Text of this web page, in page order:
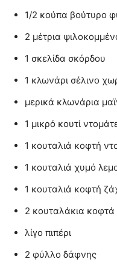
1/2 κούπα βούτυρο
2 μέτρια
1 σκελίδα σκόρδου
1 κλωνάρι σέλινο
μερικά κλωνάρια
1 μικρό κουτί
1 κουταλιά κοφτή
1 κουταλιά χυμό
1 κουταλιά κοφτή
2 κουταλάκια κοφτά
λίγο πιπέρι
2 φύλλο δάφνης